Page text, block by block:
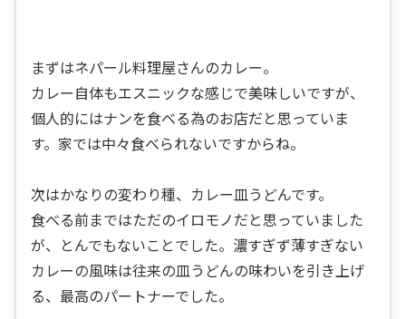
まずはネパール料理屋さんのカレー。
カレー自体もエスニックな感じで美味しいですが、
個人的にはナンを食べる為のお店だと思っていま
す。家では中々食べられないですからね。
次はかなりの変わり種、カレー皿うどんです。
食べる前まではただのイロモノだと思っていました
が、とんでもないことでした。濃すぎず薄すぎない
カレーの風味は往来の皿うどんの味わいを引き上げ
る、最高のパートナーでした。